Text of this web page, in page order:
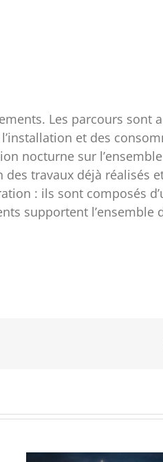
Les parcours sont
et des
nocturne sur
travaux déjà réalisés
: ils sont composés
supportent l’ensemble